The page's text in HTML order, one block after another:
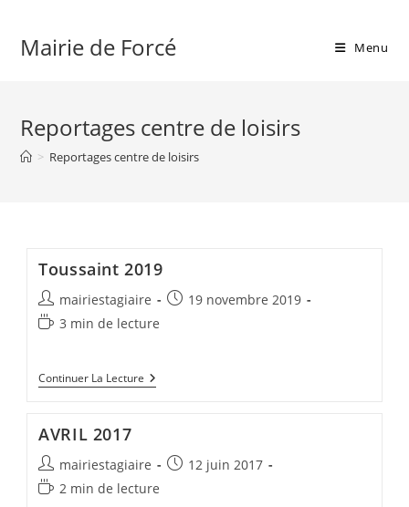
contentMairie de Forcé Menu
Reportages centre de loisirs
> Reportages centre de loisirs
Toussaint 2019
Auteur/autrice
de
mairiestagiaire
Publication
19 novembre 2019
Temps3 min de lecture
Continuer La Lecture Toussaint
2019
AVRIL 2017
Auteur/autrice
de
mairiestagiaire
Publication
12 juin 2017
Temps2 min de lecture